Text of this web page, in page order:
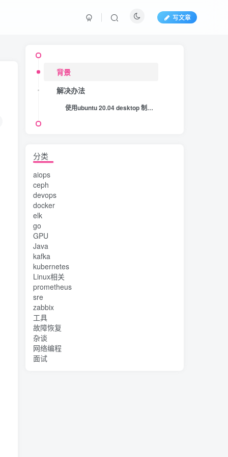
写文章
背景
解决办法
使用ubuntu 20.04 desktop 制作live CD修复
分类
aiops
ceph
devops
docker
elk
go
GPU
Java
kafka
kubernetes
Linux相关
prometheus
sre
zabbix
工具
故障恢复
杂谈
网络编程
面试